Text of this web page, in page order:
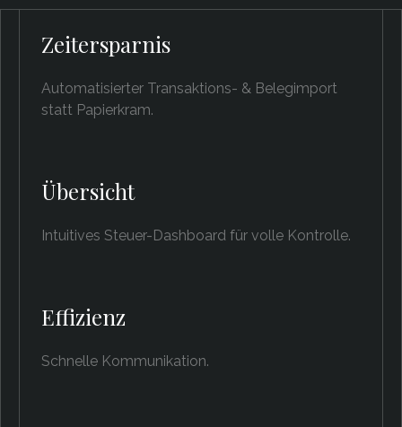
Zeitersparnis
Automatisierter Transaktions- & Belegimport
statt Papierkram.
Übersicht
Intuitives Steuer-Dashboard für volle Kontrolle.
Effizienz
Schnelle Kommunikation.